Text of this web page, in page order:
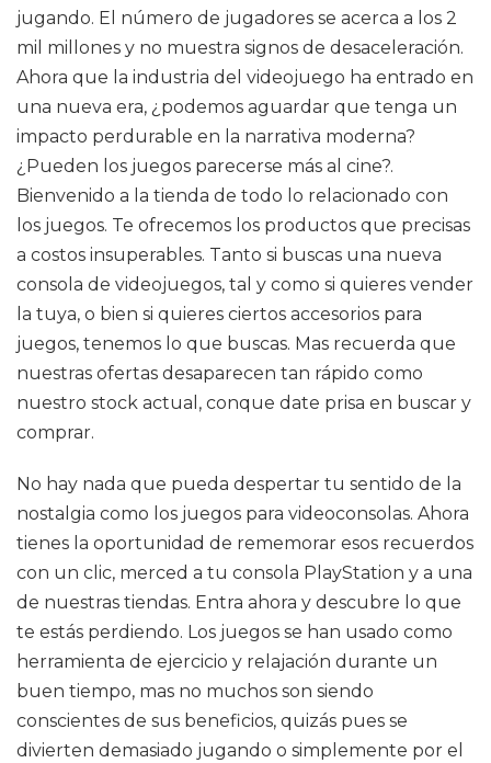
jugando. El número de jugadores se acerca a los 2
mil millones y no muestra signos de desaceleración.
Ahora que la industria del videojuego ha entrado en
una nueva era, ¿podemos aguardar que tenga un
impacto perdurable en la narrativa moderna?
¿Pueden los juegos parecerse más al cine?.
Bienvenido a la tienda de todo lo relacionado con
los juegos. Te ofrecemos los productos que precisas
a costos insuperables. Tanto si buscas una nueva
consola de videojuegos, tal y como si quieres vender
la tuya, o bien si quieres ciertos accesorios para
juegos, tenemos lo que buscas. Mas recuerda que
nuestras ofertas desaparecen tan rápido como
nuestro stock actual, conque date prisa en buscar y
comprar.
No hay nada que pueda despertar tu sentido de la
nostalgia como los juegos para videoconsolas. Ahora
tienes la oportunidad de rememorar esos recuerdos
con un clic, merced a tu consola PlayStation y a una
de nuestras tiendas. Entra ahora y descubre lo que
te estás perdiendo. Los juegos se han usado como
herramienta de ejercicio y relajación durante un
buen tiempo, mas no muchos son siendo
conscientes de sus beneficios, quizás pues se
divierten demasiado jugando o simplemente por el